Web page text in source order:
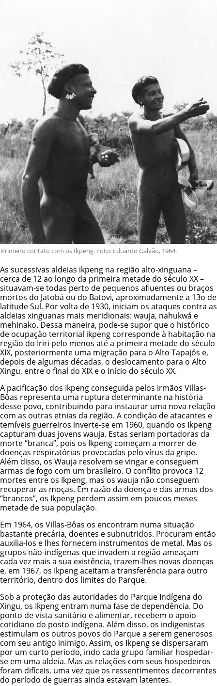
Primeiro contato com os Ikpeng. Foto: Eduardo Galvão, 1964.
As sucessivas aldeias ikpeng na região alto-xinguana –
cerca de 12 ao longo da primeira metade do século XX –
situavam-se todas perto de pequenos afluentes ou braços
mortos do Jatobá ou do Batovi, aproximadamente a 13o de
latitude Sul. Por volta de 1930, iniciam os ataques contra as
aldeias xinguanas mais meridionais: wauja, nahukwá e
mehinako. Dessa maneira, pode-se supor que o histórico
de ocupação territorial ikpeng corresponde à habitação na
região do Iriri pelo menos até a primeira metade do século
XIX, posteriormente uma migração para o Alto Tapajós e,
depois de algumas décadas, o deslocamento para o Alto
Xingu, entre o final do XIX e o início do século XX.
A pacificação dos Ikpeng conseguida pelos irmãos Villas-
Bôas representa uma ruptura determinante na história
desse povo, contribuindo para instaurar uma nova relação
com as outras etnias da região. A condição de atacantes e
temíveis guerreiros inverte-se em 1960, quando os Ikpeng
capturam duas jovens wauja. Estas seriam portadoras da
morte “branca”, pois os Ikpeng começam a morrer de
doenças respiratórias provocadas pelo vírus da gripe.
Além disso, os Wauja resolvem se vingar e conseguem
armas de fogo com um brasileiro. O conflito provoca 12
mortes entre os Ikpeng, mas os wauja não conseguem
recuperar as moças. Em razão da doença e das armas dos
“brancos”, os Ikpeng perdem assim em poucos meses
metade de sua população.
Em 1964, os Villas-Bôas os encontram numa situação
bastante precária, doentes e subnutridos. Procuram então
auxilia-los e lhes fornecem instrumentos de metal. Mas os
grupos não-indígenas que invadem a região ameaçam
cada vez mais a sua existência, trazem-lhes novas doenças
e, em 1967, os Ikpeng aceitam a transferência para outro
território, dentro dos limites do Parque.
Sob a proteção das autoridades do Parque Indígena do
Xingu, os Ikpeng entram numa fase de dependência. Do
ponto de vista sanitário e alimentar, recebem o apoio
cotidiano do posto indígena. Além disso, os indigenistas
estimulam os outros povos do Parque a serem generosos
com seu antigo inimigo. Assim, os Ikpeng se dispersaram
por um curto período, indo cada grupo familiar hospedar-
se em uma aldeia. Mas as relações com seus hospedeiros
foram difíceis, uma vez que os ressentimentos decorrentes
do período de guerras ainda estavam latentes.